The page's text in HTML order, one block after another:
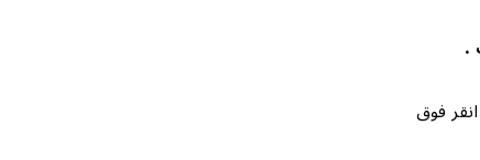
.
فوق